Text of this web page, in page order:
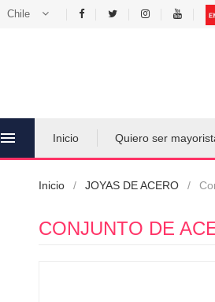
Chile
Inicio Quiero ser
Inicio JOYAS DE ACERO
CONJUNTO DE